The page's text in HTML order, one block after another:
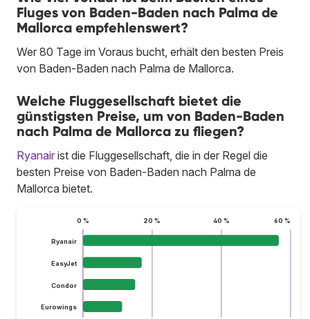
Fluges von Baden-Baden nach Palma de
Mallorca empfehlenswert?
Wer 80 Tage im Voraus bucht, erhält den besten Preis
von Baden-Baden nach Palma de Mallorca.
Welche Fluggesellschaft bietet die
günstigsten Preise, um von Baden-Baden
nach Palma de Mallorca zu fliegen?
Ryanair ist die Fluggesellschaft, die in der Regel die
besten Preise von Baden-Baden nach Palma de
Mallorca bietet.
0 % 20 % 40 % 60 %
Ryanair
EasyJet
Condor
Eurowings